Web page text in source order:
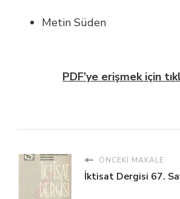
Metin Süden
PDF’ye erişmek için
ÖNCEKI MAKALE
İktisat Dergisi 67.